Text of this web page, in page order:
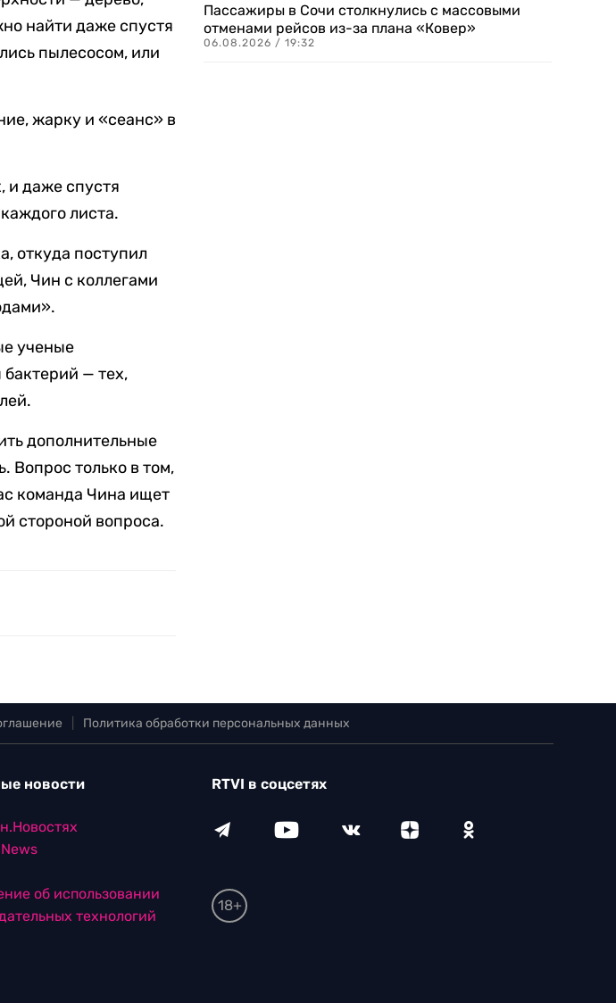
найти даже спустя
пылесосом, или
жарку и «сеанс» в
и даже спустя
листа.
откуда поступил
Чин с коллегами
ученые
бактерий — тех,
дополнительные
Вопрос только в том,
команда Чина ищет
стороной вопроса.
Пассажиры в Сочи столкнулись с массовыми
отменами рейсов из-за плана «Ковер»
06.08.2026 / 19:32
Политика обработки персональных данных
новости
об использовании
технологий
RTVI в соцсетях
18+